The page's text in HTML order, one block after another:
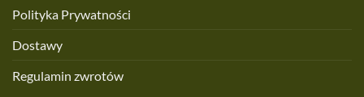
Polityka Prywatności
Dostawy
Regulamin zwrotów